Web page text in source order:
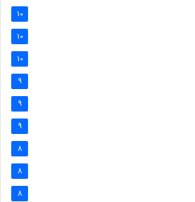
10
10
10
9
9
9
8
8
8